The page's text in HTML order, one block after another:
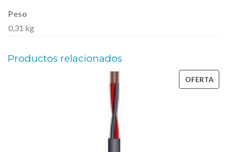
.
c
n
Peso
0,31 kg
Productos relacionados
OFERTA